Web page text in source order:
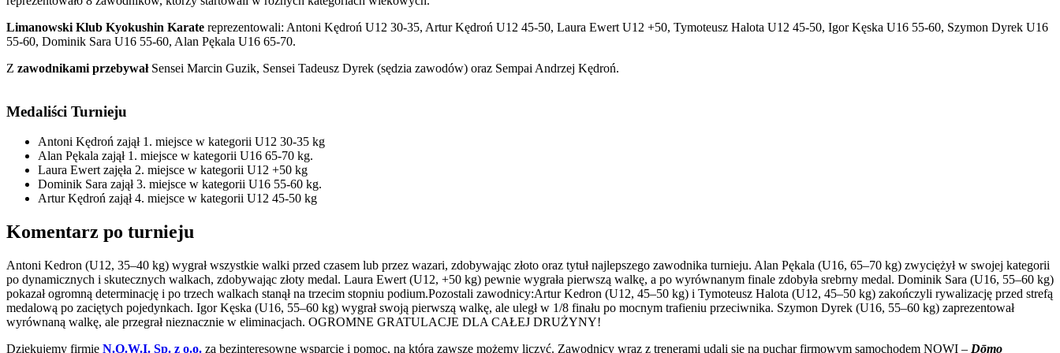
Limanowski Klub Kyokushin Karate reprezentowali: Antoni Kędroń U12 30-35, Artur Kędroń U12 45-50, Laura Ewert U12 +50, Tymoteusz Halota U12 45-50, Igor Kęska U16 55-60, Szymon Dyrek U16
55-60, Dominik Sara U16 55-60, Alan Pękala U16 65-70.
Z zawodnikami przebywał Sensei Marcin Guzik, Sensei Tadeusz Dyrek (sędzia zawodów) oraz Sempai Andrzej Kędroń.
Medaliści Turnieju
Antoni Kędroń zajął 1. miejsce w kategorii U12 30-35 kg
Alan Pękala zajął 1. miejsce w kategorii U16 65-70 kg.
Laura Ewert zajęła 2. miejsce w kategorii U12 +50 kg
Dominik Sara zajął 3. miejsce w kategorii U16 55-60 kg.
Artur Kędroń zajął 4. miejsce w kategorii U12 45-50 kg
Komentarz po turnieju
Antoni Kedron (U12, 35–40 kg) wygrał wszystkie walki przed czasem lub przez wazari, zdobywając złoto oraz tytuł najlepszego zawodnika turnieju. Alan Pękala (U16, 65–70 kg) zwyciężył w swojej kategorii
po dynamicznych i skutecznych walkach, zdobywając złoty medal. Laura Ewert (U12, +50 kg) pewnie wygrała pierwszą walkę, a po wyrównanym finale zdobyła srebrny medal. Dominik Sara (U16, 55–60 kg)
pokazał ogromną determinację i po trzech walkach stanął na trzecim stopniu podium.Pozostali zawodnicy:Artur Kedron (U12, 45–50 kg) i Tymoteusz Halota (U12, 45–50 kg) zakończyli rywalizację przed strefą
medalową po zaciętych pojedynkach. Igor Kęska (U16, 55–60 kg) wygrał swoją pierwszą walkę, ale uległ w 1/8 finału po mocnym trafieniu przeciwnika. Szymon Dyrek (U16, 55–60 kg) zaprezentował
wyrównaną walkę, ale przegrał nieznacznie w eliminacjach. OGROMNE GRATULACJE DLA CAŁEJ DRUŻYNY!
Dziękujemy firmie N.O.W.I. Sp. z o.o. za bezinteresowne wsparcie i pomoc, na którą zawsze możemy liczyć. Zawodnicy wraz z trenerami udali się na puchar firmowym samochodem NOWI – Dōmo